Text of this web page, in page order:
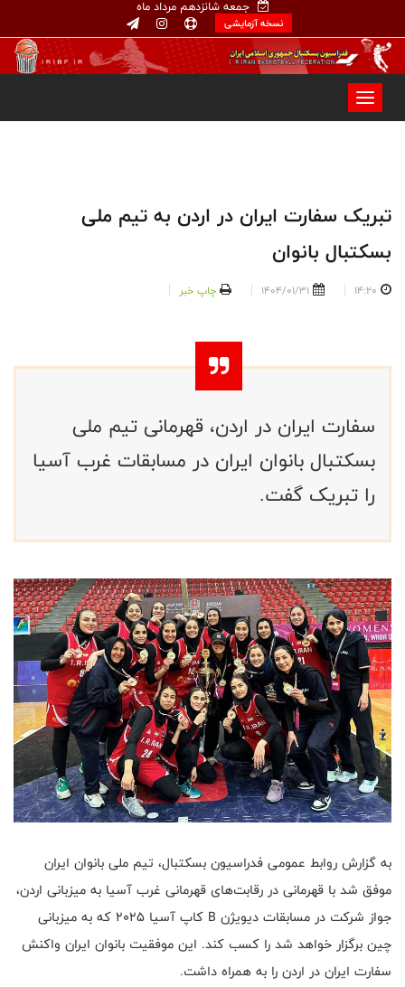
جمعه شانزدهم مرداد ماه
نسخه آزمایشی
تبریک سفارت ایران در اردن به تیم ملی
بسکتبال بانوان
14:20
1404/01/31 چاپ خبر
سفارت ایران در اردن، قهرمانی تیم ملی
بسکتبال بانوان ایران در مسابقات غرب آسیا
را تبریک گفت.
به گزارش روابط عمومی فدراسیون بسکتبال، تیم ملی بانوان ایران
موفق شد با قهرمانی در رقابت‌های قهرمانی غرب آسیا به میزبانی اردن،‌
جواز شرکت در مسابقات دیویژن B کاپ آسیا ۲۰۲۵ که به میزبانی
چین برگزار خواهد شد را کسب کند. این موفقیت بانوان ایران واکنش
سفارت ایران در اردن را به همراه داشت.